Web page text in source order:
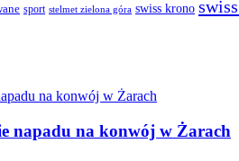
sport stelmet zielona góra swiss krono
napadu na konwój w Żarach